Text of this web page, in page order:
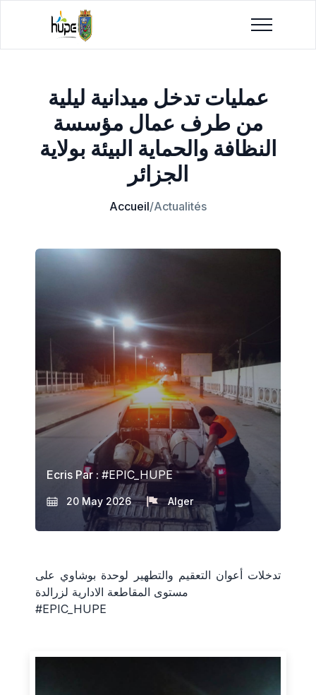
عمليات تدخل ميدانية ليلية
من طرف عمال مؤسسة
النظافة والحماية البيئة بولاية
الجزائر
Accueil/Actualités
Ecris Par : #EPIC_HUPE
20 May 2026 Alger
تدخلات أعوان التعقيم والتطهير لوحدة بوشاوي على
مستوى المقاطعة الادارية لزرالدة
#EPIC_HUPE